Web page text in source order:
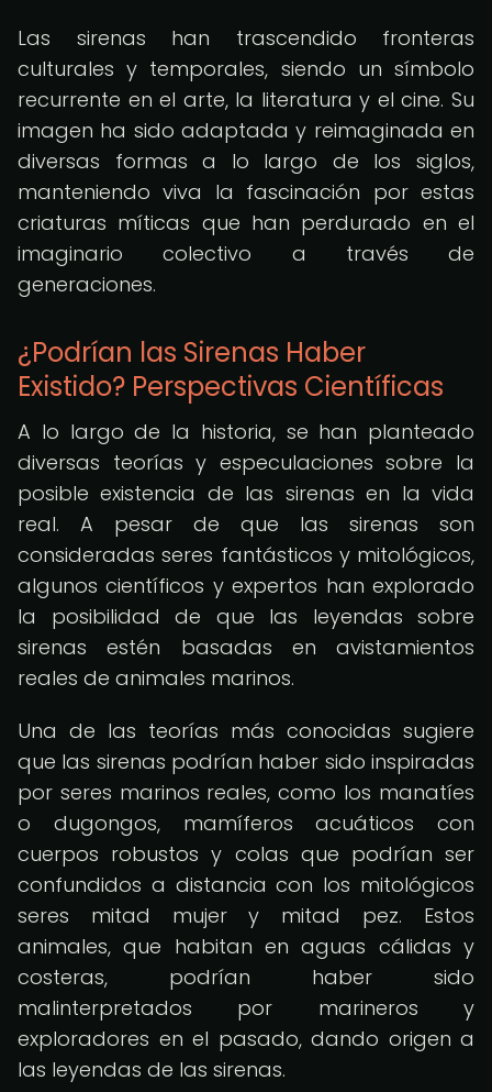
Las sirenas han trascendido fronteras
culturales y temporales, siendo un símbolo
recurrente en el arte, la literatura y el cine. Su
imagen ha sido adaptada y reimaginada en
diversas formas a lo largo de los siglos,
manteniendo viva la fascinación por estas
criaturas míticas que han perdurado en el
imaginario colectivo a través de
generaciones.
¿Podrían las Sirenas Haber
Existido? Perspectivas Científicas
A lo largo de la historia, se han planteado
diversas teorías y especulaciones sobre la
posible existencia de las sirenas en la vida
real. A pesar de que las sirenas son
consideradas seres fantásticos y mitológicos,
algunos científicos y expertos han explorado
la posibilidad de que las leyendas sobre
sirenas estén basadas en avistamientos
reales de animales marinos.
Una de las teorías más conocidas sugiere
que las sirenas podrían haber sido inspiradas
por seres marinos reales, como los manatíes
o dugongos, mamíferos acuáticos con
cuerpos robustos y colas que podrían ser
confundidos a distancia con los mitológicos
seres mitad mujer y mitad pez. Estos
animales, que habitan en aguas cálidas y
costeras, podrían haber sido
malinterpretados por marineros y
exploradores en el pasado, dando origen a
las leyendas de las sirenas.